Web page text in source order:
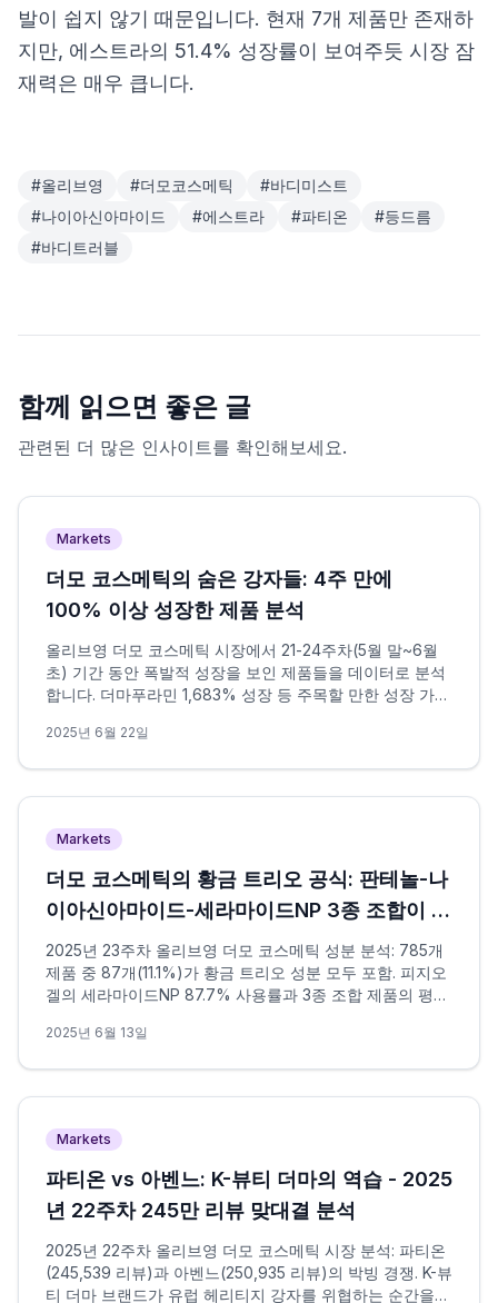
발이 쉽지 않기 때문입니다. 현재 7개 제품만 존재하
지만, 에스트라의 51.4% 성장률이 보여주듯 시장 잠
재력은 매우 큽니다.
#올리브영 #더모코스메틱 #바디미스트
#나이아신아마이드 #에스트라 #파티온 #등드름
#바디트러블
함께 읽으면 좋은 글
관련된 더 많은 인사이트를 확인해보세요.
Markets
더모 코스메틱의 숨은 강자들: 4주 만에
100% 이상 성장한 제품 분석
올리브영 더모 코스메틱 시장에서 21-24주차(5월 말~6월
초) 기간 동안 폭발적 성장을 보인 제품들을 데이터로 분석
합니다. 더마푸라민 1,683% 성장 등 주목할 만한 성장 가속
2025년 6월 22일
Markets
더모 코스메틱의 황금 트리오 공식: 판테놀-나
이아신아마이드-세라마이드NP 3종 조합이 만
드는 피부 장벽 혁명 - 2025년 23주차
2025년 23주차 올리브영 더모 코스메틱 성분 분석: 785개
제품 중 87개(11.1%)가 황금 트리오 성분 모두 포함. 피지오
겔의 세라마이드NP 87.7% 사용률과 3종 조합 제품의 평균
시너지.
2025년 6월 13일
Markets
파티온 vs 아벤느: K-뷰티 더마의 역습 - 2025
년 22주차 245만 리뷰 맞대결 분석
2025년 22주차 올리브영 더모 코스메틱 시장 분석: 파티온
(245,539 리뷰)과 아벤느(250,935 리뷰)의 박빙 경쟁. K-뷰
티 더마 브랜드가 유럽 헤리티지 강자를 위협하는 순간을